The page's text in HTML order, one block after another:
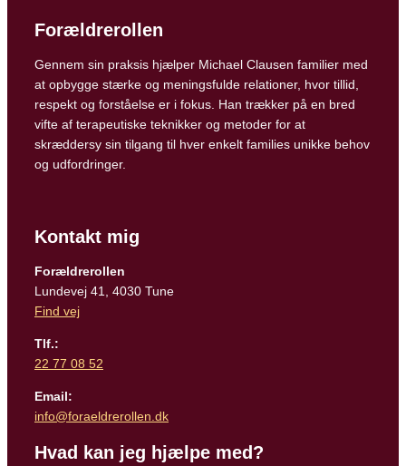
Forældrerollen
Gennem sin praksis hjælper Michael Clausen familier med
at opbygge stærke og meningsfulde relationer, hvor tillid,
respekt og forståelse er i fokus. Han trækker på en bred
vifte af terapeutiske teknikker og metoder for at
skræddersy sin tilgang til hver enkelt families unikke behov
og udfordringer.
Kontakt mig
Forældrerollen
Lundevej 41, 4030 Tune
Find vej
Tlf.:
22 77 08 52
Email:
info@foraeldrerollen.dk
Hvad kan jeg hjælpe med?